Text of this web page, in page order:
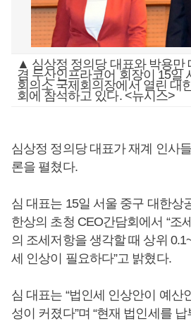
▲ 심상정 정의당 대표와 박용만
겸 두산인프라코어 회장이 15일
회의소 국제회의장에서 열린 대
회에 참석하고 있다. <뉴시스>
심상정 정의당 대표가 재계 인사
론을 펼쳤다.
심 대표는 15일 서울 중구 대한상
한상의 초청 CEO간담회에서 “조
의 조세저항을 생각할 때 상위
세 인상이 필요하다”고 밝혔다.
심 대표는 “법인세 인상안이 예산
성이 커졌다”며 “현재 법인세를